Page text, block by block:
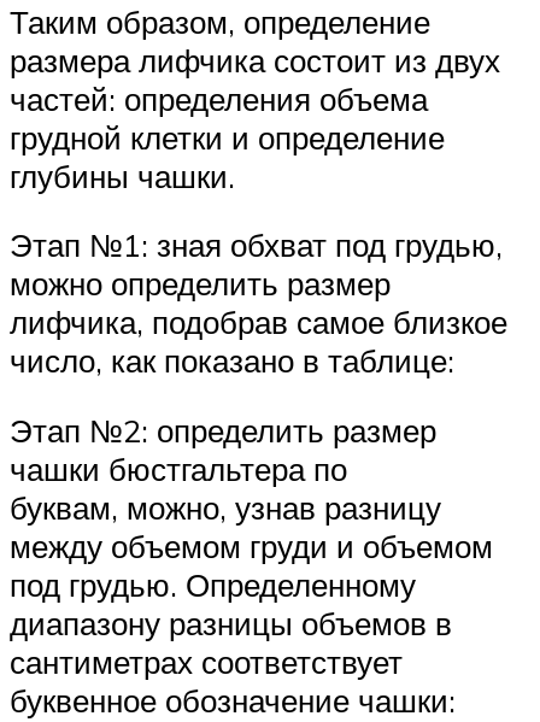
Таким образом, определение
размера лифчика состоит из двух
частей: определения объема
грудной клетки и определение
глубины чашки.
Этап №1: зная обхват под грудью,
можно определить размер
лифчика, подобрав самое близкое
число, как показано в таблице:
Этап №2: определить размер
чашки бюстгальтера по
буквам, можно, узнав разницу
между объемом груди и объемом
под грудью. Определенному
диапазону разницы объемов в
сантиметрах соответствует
буквенное обозначение чашки: